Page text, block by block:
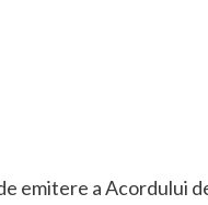
emitere a Acordului